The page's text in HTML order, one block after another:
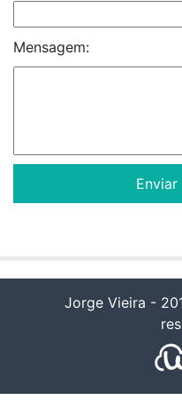
Mensagem:
Jorge Vieira -